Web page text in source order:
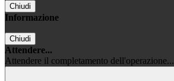
Chiudi
Informazione
Chiudi
Attendere...
Attendere il completamento dell'operazione...